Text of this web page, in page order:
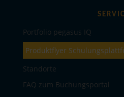
Portfolio pegasus IQ
Produktflyer
Standorte
FAQ zum Buchungsportal